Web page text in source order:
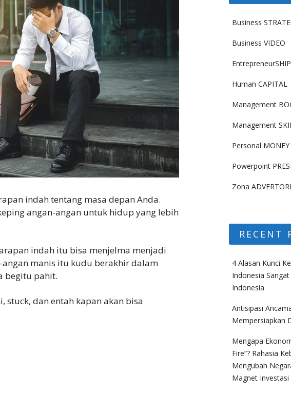
indah tentang masa depan Anda.
angan-angan untuk hidup yang lebih
indah itu bisa menjelma menjadi
manis itu kudu berakhir dalam
begitu pahit.
dan entah kapan akan bisa
Business
Business VIDEO
EntrepreneurSHIP
Human CAPITAL
Management
Management
Personal MONEY
Powerpoint
Zona
RECENT
4 Alasan Kunci
Indonesia
Indonesia
Antisipasi
Mempersiapkan
Mengapa
Fire”? Rahasia
Mengubah
Magnet Investasi